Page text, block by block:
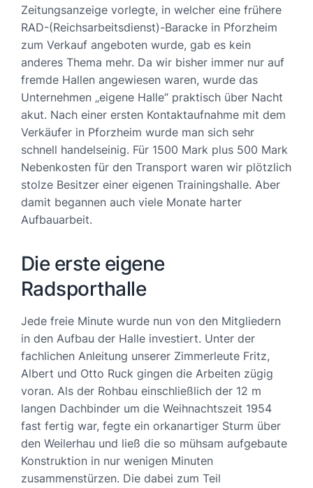
Zeitungsanzeige vorlegte, in welcher eine frühere
RAD-(Reichsarbeitsdienst)-Baracke in Pforzheim
zum Verkauf angeboten wurde, gab es kein
anderes Thema mehr. Da wir bisher immer nur auf
fremde Hallen angewiesen waren, wurde das
Unternehmen „eigene Halle“ praktisch über Nacht
akut. Nach einer ersten Kontaktaufnahme mit dem
Verkäufer in Pforzheim wurde man sich sehr
schnell handelseinig. Für 1500 Mark plus 500 Mark
Nebenkosten für den Transport waren wir plötzlich
stolze Besitzer einer eigenen Trainingshalle. Aber
damit begannen auch viele Monate harter
Aufbauarbeit.
Die erste eigene
Radsporthalle
Jede freie Minute wurde nun von den Mitgliedern
in den Aufbau der Halle investiert. Unter der
fachlichen Anleitung unserer Zimmerleute Fritz,
Albert und Otto Ruck gingen die Arbeiten zügig
voran. Als der Rohbau einschließlich der 12 m
langen Dachbinder um die Weihnachtszeit 1954
fast fertig war, fegte ein orkanartiger Sturm über
den Weilerhau und ließ die so mühsam aufgebaute
Konstruktion in nur wenigen Minuten
zusammenstürzen. Die dabei zum Teil